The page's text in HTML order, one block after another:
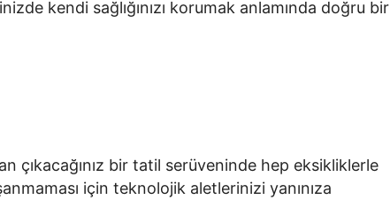
kendi sağlığınızı korumak anlamında doğru bir
çıkacağınız bir tatil serüveninde hep eksikliklerle
için teknolojik aletlerinizi yanınıza